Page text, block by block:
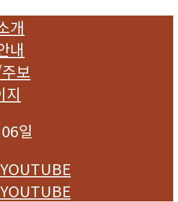
개
내
보
지
일